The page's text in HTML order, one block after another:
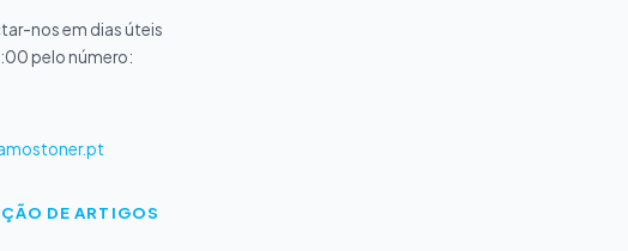
nos em dias úteis
pelo número:
DE ARTIGOS